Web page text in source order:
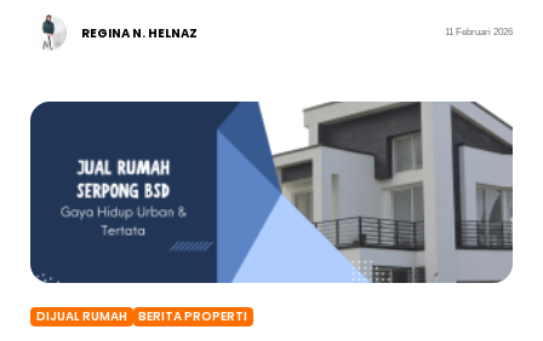
REGINA N. HELNAZ 11 Februari 2026
DIJUAL RUMAH BERITA PROPERTI